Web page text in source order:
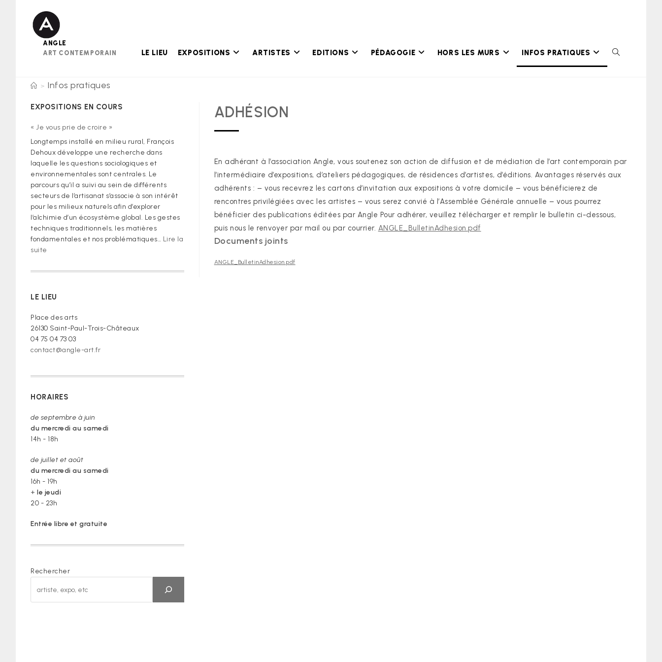
ANGLE
ART CONTEMPORAIN
LE LIEU EXPOSITIONS ARTISTES EDITIONS PÉDAGOGIE HORS LES MURS INFOS PRATIQUES TOGGLE
> Infos pratiques
ADHÉSION
En adhérant à l’association Angle, vous soutenez son action de diffusion et de médiation de l’art contemporain par
l’intermédiaire d’expositions, d’ateliers pédagogiques, de résidences d’artistes, d’éditions. Avantages réservés aux
adhérents : – vous recevrez les cartons d’invitation aux expositions à votre domicile – vous bénéficierez de
rencontres privilégiées avec les artistes – vous serez convié à l’Assemblée Générale annuelle – vous pourrez
bénéficier des publications éditées par Angle Pour adhérer, veuillez télécharger et remplir le bulletin ci-dessous,
puis nous le renvoyer par mail ou par courrier. ANGLE_BulletinAdhesion.pdf
Documents joints
ANGLE_BulletinAdhesion.pdf
EXPOSITIONS EN COURS
« Je vous prie de croire »
Longtemps installé en milieu rural, François
Dehoux développe une recherche dans
laquelle les questions sociologiques et
environnementales sont centrales. Le
parcours qu’il a suivi au sein de différents
secteurs de l’artisanat s’associe à son intérêt
pour les milieux naturels afin d’explorer
l’alchimie d’un écosystème global. Les gestes
techniques traditionnels, les matières
fondamentales et nos problématiques… Lire la
suite
vous
de
LE LIEU
Place des arts
26130 Saint-Paul-Trois-Châteaux
04 75 04 73 03
contact@angle-art.fr
HORAIRES
de septembre à juin
du mercredi au samedi
14h - 18h
de juillet et août
du mercredi au samedi
16h - 19h
+ le jeudi
20 - 23h
Entrée libre et gratuite
Rechercher